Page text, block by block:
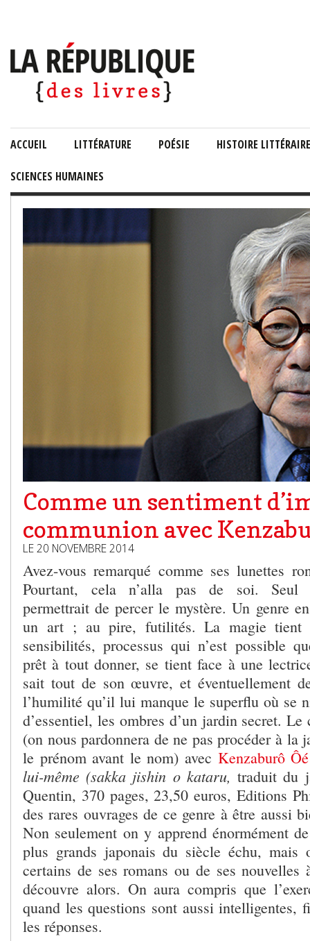
ACCUEIL LITTÉRATURE POÉSIE HISTOIRE LITTÉRAIRE
SCIENCES HUMAINES
Comme un sentiment
communion avec
LE 20 NOVEMBRE 2014
Avez-vous remarqué comme ses lunettes
Pourtant, cela n’alla pas de soi. Seul
permettrait de percer le mystère. Un genre
un art ; au pire, futilités. La magie tient
sensibilités, processus qui n’est possible
prêt à tout donner, se tient face à une
sait tout de son œuvre, et éventuellement
l’humilité qu’il lui manque le superflu où se
d’essentiel, les ombres d’un jardin secret.
(on nous pardonnera de ne pas procéder à la
le prénom avant le nom) avec Kenzaburô Ôé
lui-même (sakka jishin o kataru, traduit du
Quentin, 370 pages, 23,50 euros, Editions
des rares ouvrages de ce genre à être aussi
Non seulement on y apprend énormément
plus grands japonais du siècle échu, mais
certains de ses romans ou de ses nouvelles
découvre alors. On aura compris que
quand les questions sont aussi intelligentes,
les réponses.